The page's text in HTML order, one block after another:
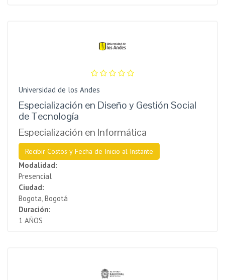
Universidad de los Andes
Especialización en Diseño y Gestión Social
de Tecnología
Especialización en Informática
Recibir Costos y Fecha de Inicio al Instante
Modalidad:
Presencial
Ciudad:
Bogota, Bogotá
Duración:
1 AÑOS